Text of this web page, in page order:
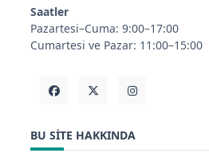
Saatler
Pazartesi–Cuma: 9:00–17:00
Cumartesi ve Pazar: 11:00–15:00
BU SITE HAKKINDA